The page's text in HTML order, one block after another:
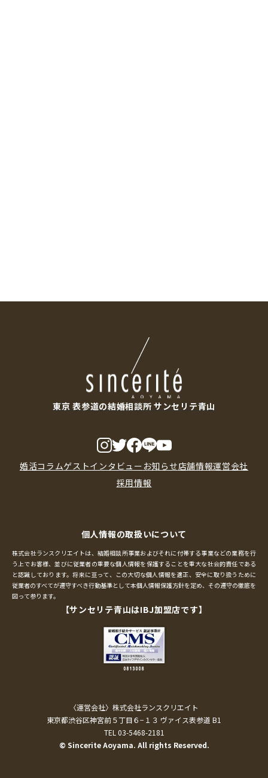
東京 表参道の結婚相談所 サンセリテ青山
婚活コラムゲストインタビュー お知らせ店舗情報運営会社
採用情報
個人情報の取扱いについて
株式会社ランスクリエイトは、結婚相談所事業およびそれに付帯する事業などの業務を行
う上でお客様、並びに従業者の重要な個人情報を保護することを重大な社会的責任である
と認識しております。将来に亘って、この大切な個人情報を適正、安全に取り扱うために
従業者のすべてが遵守すべき行動基準として本個人情報保護方針を定め、その遵守の徹底を
図って参ります。
【サンセリテ青山はIBJ加盟店です】
〈運営会社〉株式会社ランスクリエイト
東京都渋谷区神宮前５丁目６−１３ ヴァイス表参道 B1
TEL 03-5468-2181
© Sincerite Aoyama. All rights Reserved.